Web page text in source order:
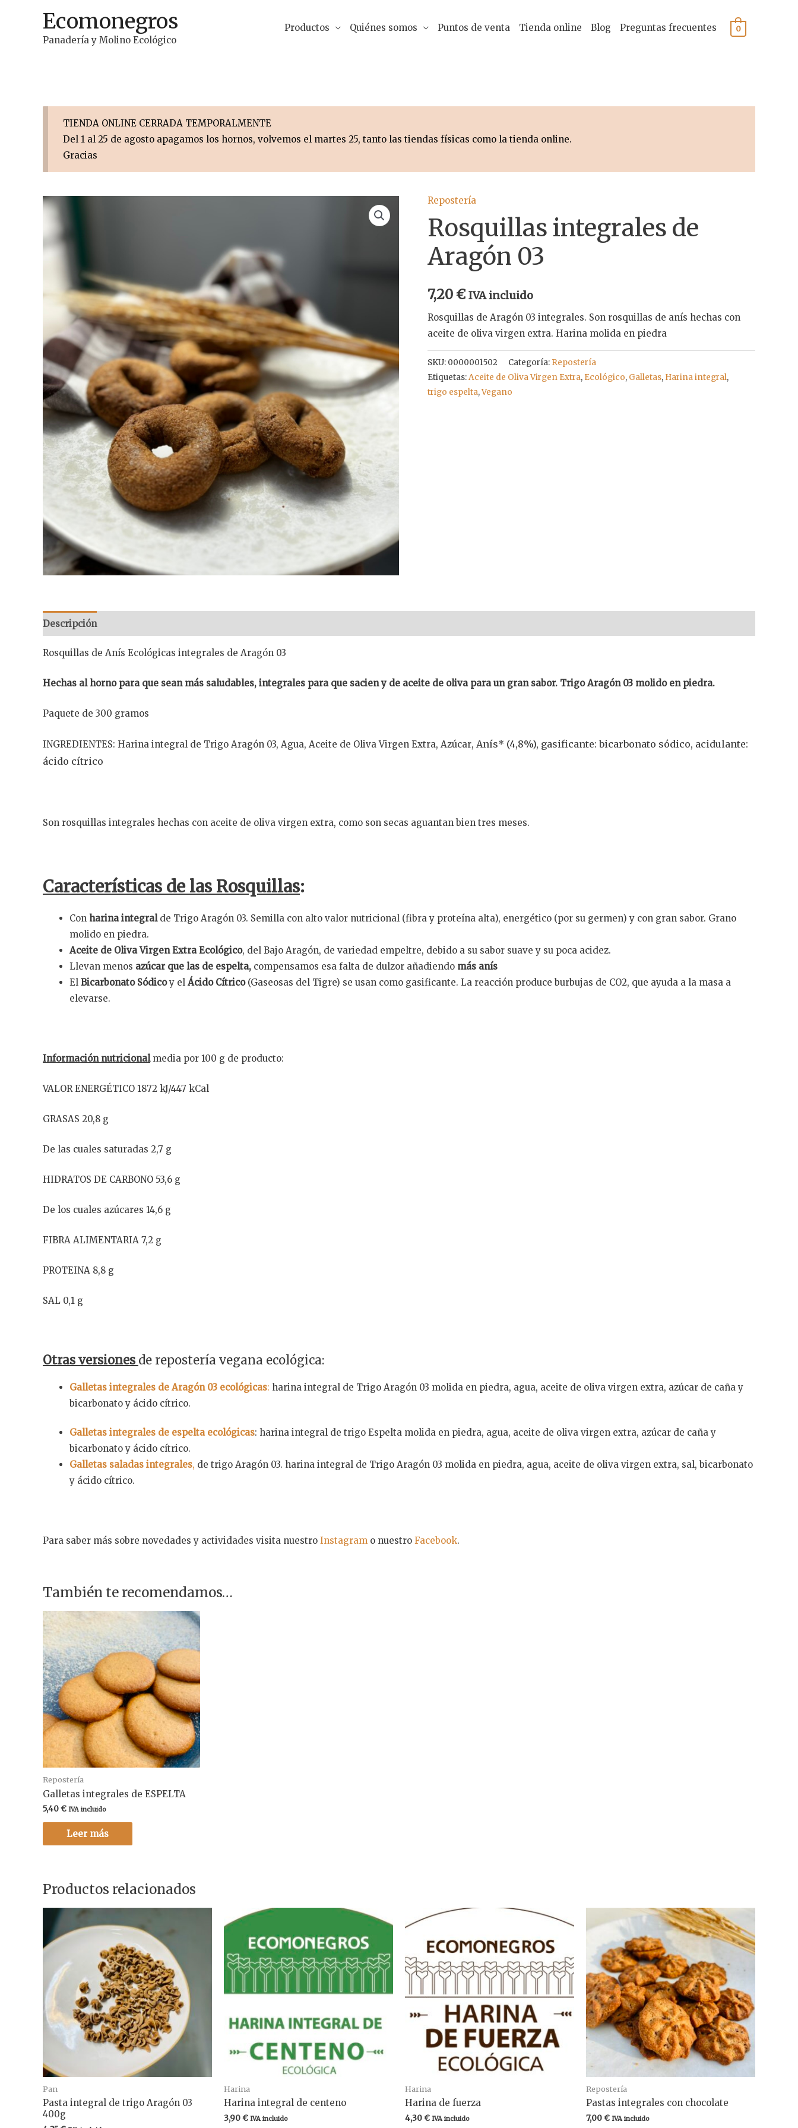
contenido
Ecomonegros
Panadería y Molino Ecológico
Productos Quiénes somos Puntos de venta Tienda online Blog Preguntas frecuentes 0
TIENDA ONLINE CERRADA TEMPORALMENTE
Del 1 al 25 de agosto apagamos los hornos, volvemos el martes 25, tanto las tiendas físicas como la tienda online.
Gracias
Repostería
Rosquillas integrales de
Aragón 03
7,20€ IVA incluido
Rosquillas de Aragón 03 integrales. Son rosquillas de anís hechas con
aceite de oliva virgen extra. Harina molida en piedra
SKU: 0000001502 Categoría: Repostería
Etiquetas:Aceite de Oliva Virgen Extra, Ecológico, Galletas, Harina integral,
trigo espelta,Vegano
Descripción
Rosquillas de Anís Ecológicas integrales de Aragón 03
Hechas al horno para que sean más saludables, integrales para que sacien y de aceite de oliva para un gran sabor. Trigo Aragón 03 molido en piedra.
Paquete de 300 gramos
INGREDIENTES: Harina integral de Trigo Aragón 03, Agua, Aceite de Oliva Virgen Extra, Azúcar, Anís* (4,8%), gasificante: bicarbonato sódico, acidulante:
ácido cítrico
Son rosquillas integrales hechas con aceite de oliva virgen extra, como son secas aguantan bien tres meses.
Características de las Rosquillas:
Con harina integralde Trigo Aragón 03. Semilla con alto valor nutricional (fibra y proteína alta), energético (por su germen) y con gran sabor. Grano
molido en piedra.
Aceite de Oliva Virgen Extra Ecológico, del Bajo Aragón, de variedad empeltre, debido a su sabor suave y su poca acidez.
Llevan menos azúcar que las de espelta, compensamos esa falta de dulzor añadiendo más anís
El Bicarbonato Sódicoy el Ácido Cítrico(Gaseosas del Tigre) se usan como gasificante. La reacción produce burbujas de CO2, que ayuda a la masa a
elevarse.
Información nutricionalmedia por 100 g de producto:
VALOR ENERGÉTICO 1872 kJ/447 kCal
GRASAS 20,8 g
De las cuales saturadas 2,7 g
HIDRATOS DE CARBONO 53,6 g
De los cuales azúcares 14,6 g
FIBRA ALIMENTARIA 7,2 g
PROTEINA 8,8 g
SAL 0,1 g
Otras versiones de repostería vegana ecológica:
Galletas integrales de Aragón 03 ecológicas: harina integral de Trigo Aragón 03 molida en piedra, agua, aceite de oliva virgen extra, azúcar de caña y
bicarbonato y ácido cítrico.
Galletas integrales de espelta ecológicas: harina integral de trigo Espelta molida en piedra, agua, aceite de oliva virgen extra, azúcar de caña y
bicarbonato y ácido cítrico.
Galletas saladas integrales, de trigo Aragón 03. harina integral de Trigo Aragón 03 molida en piedra, agua, aceite de oliva virgen extra, sal, bicarbonato
y ácido cítrico.
Para saber más sobre novedades y actividades visita nuestro Instagram o nuestro Facebook.
También te recomendamos…
Repostería
Galletas integrales de ESPELTA
5,40€ IVA incluido
Leer más
Productos relacionados
Pan
Pasta integral de trigo Aragón 03
400g
Harina
Harina integral de centeno
3,90€ IVA incluido
Harina
Harina de fuerza
4,30€ IVA incluido
Repostería
Pastas integrales con chocolate
7,00€ IVA incluido